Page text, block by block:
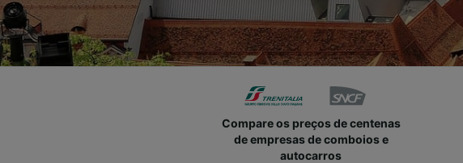
Compare os preços de centenas
de empresas de comboios e
autocarros